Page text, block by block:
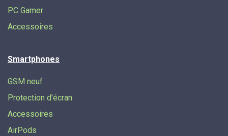
PC Gamer
Accessoires
Smartphones
GSM neuf
Protection d'écran
Accessoires
AirPods